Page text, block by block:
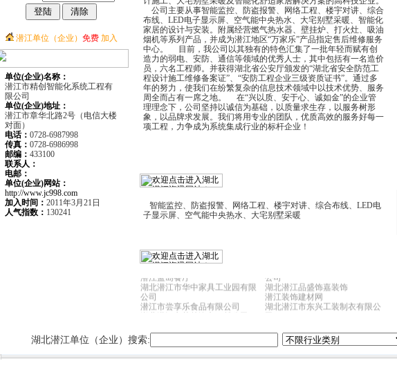
潜江单位（企业） 免费加入
单位(企业)名称：
潜江市精创智能化系统工程有
限公司
单位(企业)地址：
潜江市章华北路2号（电信大楼
对面）
电话： 0728-6987998
传真： 0728-6986998
邮编： 433100
联系人：
电邮：
单位(企业)网站：
http://www.jc998.com
加入时间： 2011年3月21日
人气指数： 130241
公司主要从事智能监控、防盗报警、网络工程、楼宇对讲、综合
布线、LED电子显示屏、空气能中央热水、大宅别墅采暖、智能化
家居的设计与安装。附属经营燃气热水器、壁挂炉、打火灶、吸油
烟机等系列产品，并成为潜江地区“万家乐”产品指定售后维修服务
中心。 目前，我公司以其独有的特色汇集了一批年轻而赋有创
造力的弱电、安防、通信等领域的优秀人士，其中包括有一名造价
员，六名工程师。并获得湖北省公安厅颁发的“湖北省安全防范工
程设计施工维修备案证”、“安防工程企业三级资质证书”。通过多
年的努力，使我们在纷繁复杂的信息技术领域中以技术优势、服务
周全而占有一席之地。 在“兴以质、安于心、诚如金”的企业管
理理念下，公司坚持以诚信为基础，以质量求生存，以服务树形
象，以品牌求发展。我们将用专业的团队，优质高效的服务好每一
项工程，力争成为系统集成行业的标杆企业！
智能监控、防盗报警、网络工程、楼宇对讲、综合布线、LED电
子显示屏、空气能中央热水、大宅别墅采暖
潜江市喜路汽车租赁服务公司
湖北潜江市华中家具工业园有限
公司
潜江市尝享乐食品有限公司
湖北潜江市荣越汽车租赁公司
潜江市华星广告有限公司
湖北潜江市金长城职业教育
湖北潜江品盛饰嘉装饰
潜江装饰建材网
湖北潜江市东兴工装制衣有限公
总代理
湖北潜江明月传媒-喜洋洋礼仪
湖北潜江单位（企业）搜索: